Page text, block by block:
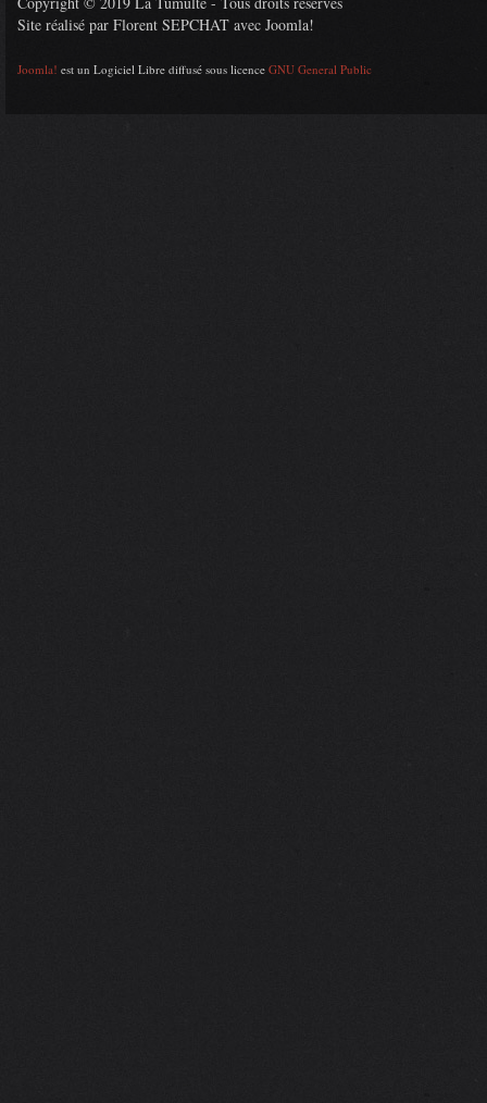
Site réalisé par Florent SEPCHAT avec Joomla!
Joomla! est un Logiciel Libre diffusé sous licence GNU General Public